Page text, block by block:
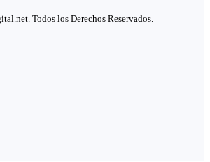
Todos los Derechos Reservados.